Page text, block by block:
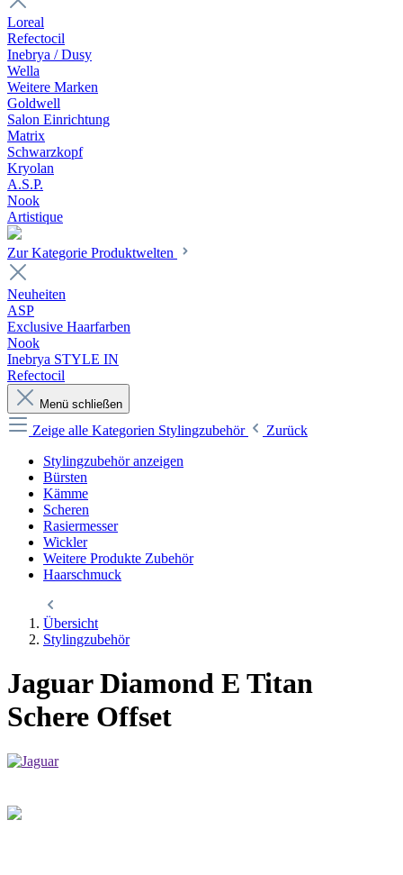
Loreal
Refectocil
Inebrya / Dusy
Wella
Weitere Marken
Goldwell
Salon Einrichtung
Matrix
Schwarzkopf
Kryolan
A.S.P.
Nook
Artistique
Zur Kategorie Produktwelten
Neuheiten
ASP
Exclusive Haarfarben
Nook
Inebrya STYLE IN
Refectocil
Menü schließen
Zeige alle Kategorien Stylingzubehör
Zurück
Stylingzubehör anzeigen
Bürsten
Kämme
Scheren
Rasiermesser
Wickler
Weitere Produkte Zubehör
Haarschmuck
Übersicht
Stylingzubehör
Jaguar Diamond E Titan
Schere Offset